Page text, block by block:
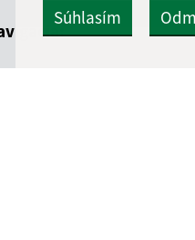
Súhlasím
aktuálnu stránku